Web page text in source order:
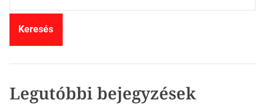
r
Legutóbbi bejegyzések